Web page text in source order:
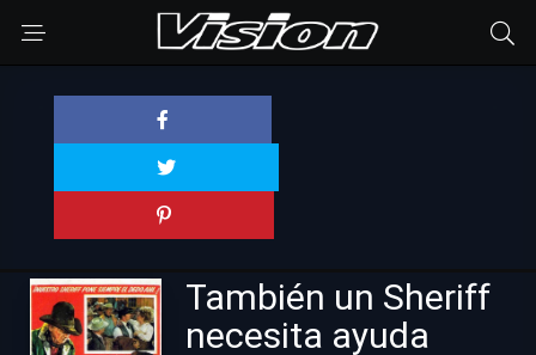
También un Sheriff
necesita ayuda